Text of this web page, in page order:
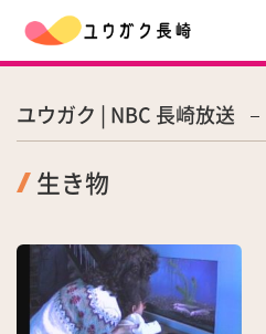
ユウガク | NBC 長崎放送
生き物